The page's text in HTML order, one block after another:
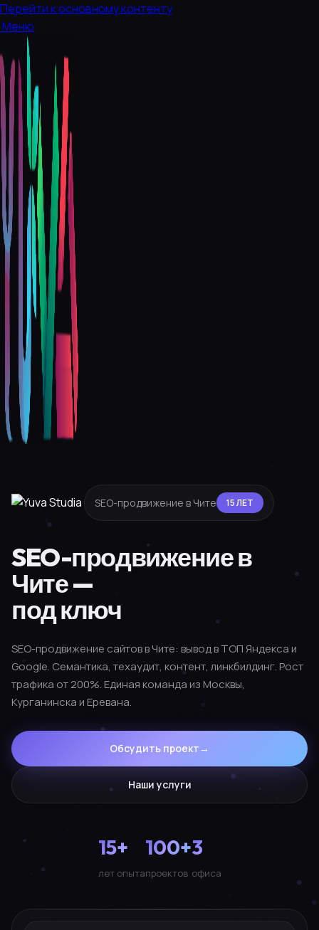
Перейти к основному контенту
Меню
SEO-продвижение в Чите 15 ЛЕТ
SEO-продвижение в
Чите —
под ключ
SEO-продвижение сайтов в Чите: вывод в ТОП Яндекса и
Google. Семантика, техаудит, контент, линкбилдинг. Рост
трафика от 200%. Единая команда из Москвы,
Курганинска и Еревана.
Обсудить проект →
Наши услуги
15+
лет опыта
100+
проектов
3
офиса